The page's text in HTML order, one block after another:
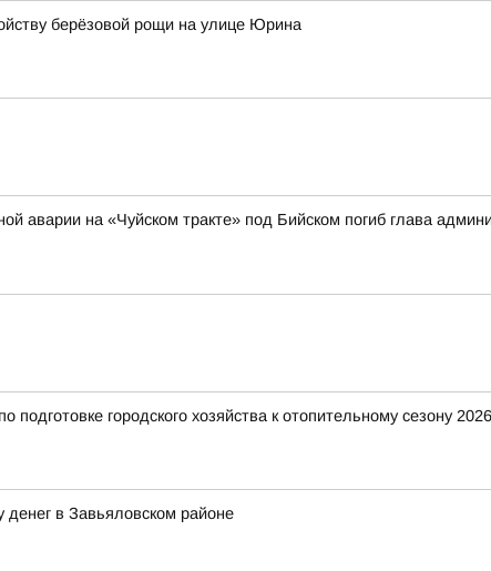
берёзовой рощи на улице Юрина
аварии на «Чуйском тракте» под Бийском погиб глава
городского хозяйства к отопительному сезону
денег в Завьяловском районе